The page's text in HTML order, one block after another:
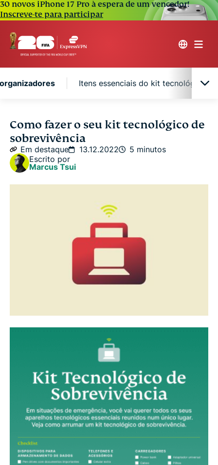
30 novos iPhone 17 Pro à espera de um vencedor!
Inscreve-te para participar
Itens essenciais do kit tecnológico
Escolha uma bolsa e organizadores
Itens essenciais do kit tecnológico de
sobrevivência
Como fazer o seu kit tecnológico de
sobrevivência
Em destaque 13.12.2022
5 minutos
Escrito por
Marcus Tsui